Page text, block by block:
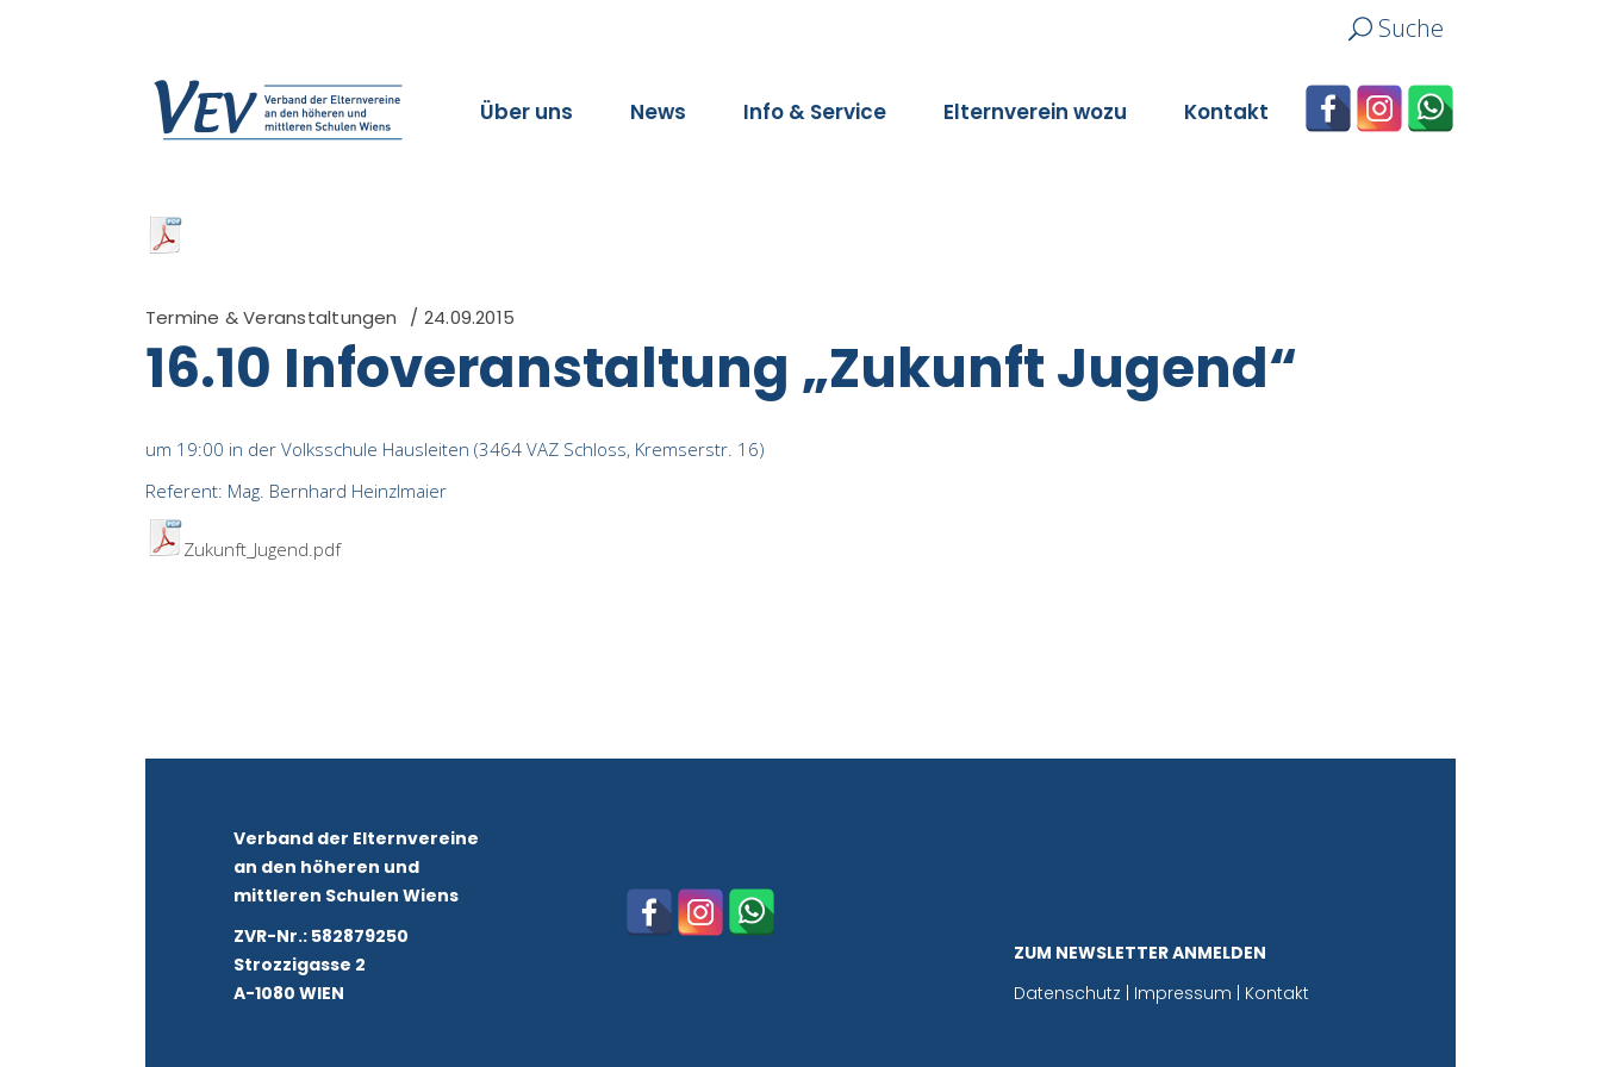
Suche
Über uns News Info & Service Elternverein wozu Kontakt
Termine & Veranstaltungen 24.09.2015
16.10 Infoveranstaltung „Zukunft Jugend“
um 19:00 in der Volksschule Hausleiten (3464 VAZ Schloss, Kremserstr. 16)
Referent: Mag. Bernhard Heinzlmaier
Zukunft_Jugend.pdf
Verband der Elternvereine
an den höheren und
mittleren Schulen Wiens
ZVR-Nr.: 582879250
Strozzigasse 2
A-1080 WIEN
ZUM NEWSLETTER ANMELDEN
Datenschutz
Impressum Kontakt